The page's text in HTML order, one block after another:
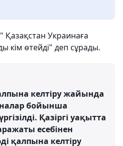
Қазақстан Украинаға
кім өтейді" деп сұрады.
келтіру жайында
бойынша
Қазіргі уақытта
есебінен
қалпына келтіру